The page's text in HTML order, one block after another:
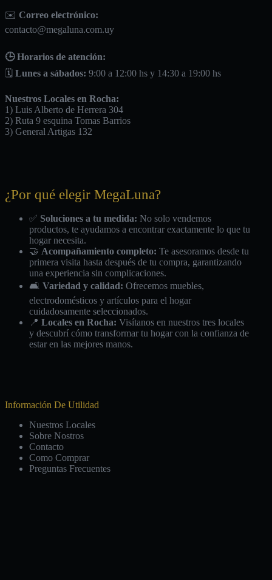
✉️ Correo electrónico:
contacto@megaluna.com.uy
🕒 Horarios de atención:
🗓️ Lunes a sábados: 9:00 a 12:00 hs y 14:30 a 19:00 hs
Nuestros Locales en Rocha:
1) Luis Alberto de Herrera 304
2) Ruta 9 esquina Tomas Barrios
3) General Artigas 132
¿Por qué elegir MegaLuna?
✅ Soluciones a tu medida: No solo vendemos
productos, te ayudamos a encontrar exactamente lo que tu
hogar necesita.
🤝 Acompañamiento completo: Te asesoramos desde tu
primera visita hasta después de tu compra, garantizando
una experiencia sin complicaciones.
🛋️ Variedad y calidad: Ofrecemos muebles,
electrodomésticos y artículos para el hogar
cuidadosamente seleccionados.
📍 Locales en Rocha: Visítanos en nuestros tres locales
y descubrí cómo transformar tu hogar con la confianza de
estar en las mejores manos.
Información De Utilidad
Nuestros Locales
Sobre Nostros
Contacto
Como Comprar
Preguntas Frecuentes